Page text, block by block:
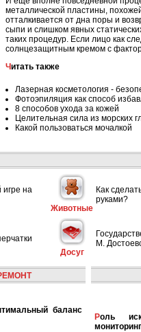
металлической пластины,
отталкивается от дна поры и
сыпи и слишком явных
таких процедур. Если лицо как
солнцезащитным кремом с
Читать также
Лазерная косметология -
Фотоэпиляция как способ
8 способов ухода за кожей
Целительная сила из морских
Какой пользоваться мочалкой
на
Животные
Как
руками?
Досуг
М.
Роль искусственного интеллекта в улучшении